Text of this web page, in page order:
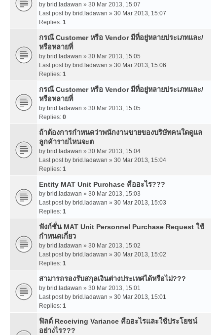
by brid.ladawan » 30 Mar 2013, 15:07
Last post by brid.ladawan » 30 Mar 2013, 15:07
Replies: 1
กรณี Customer หรือ Vendor มีที่อยู่หลายประเภทและ/
หรือหลายที่
by brid.ladawan » 30 Mar 2013, 15:05
Last post by brid.ladawan » 30 Mar 2013, 15:06
Replies: 1
กรณี Customer หรือ Vendor มีที่อยู่หลายประเภทและ/
หรือหลายที่
by brid.ladawan » 30 Mar 2013, 15:05
Replies: 0
ถ้าต้องการกำหนดว่าพนักงานขายของบริษัทคนใดดูแล
ลูกค้ารายไหนจะต
by brid.ladawan » 30 Mar 2013, 15:04
Last post by brid.ladawan » 30 Mar 2013, 15:04
Replies: 1
Entity MAT Unit Purchase คืออะไร???
by brid.ladawan » 30 Mar 2013, 15:03
Last post by brid.ladawan » 30 Mar 2013, 15:03
Replies: 1
ฟังก์ชั่น MAT Unit Personnel Purchase Request ใช้
กำหนดเกี่ยว
by brid.ladawan » 30 Mar 2013, 15:02
Last post by brid.ladawan » 30 Mar 2013, 15:02
Replies: 1
สามารถรองรับสกุลเงินต่างประเทศได้หรือไม่???
by brid.ladawan » 30 Mar 2013, 15:01
Last post by brid.ladawan » 30 Mar 2013, 15:01
Replies: 1
ฟิลด์ Receiving Variance คืออะไรและใช้ประโยชน์
อย่างไร???